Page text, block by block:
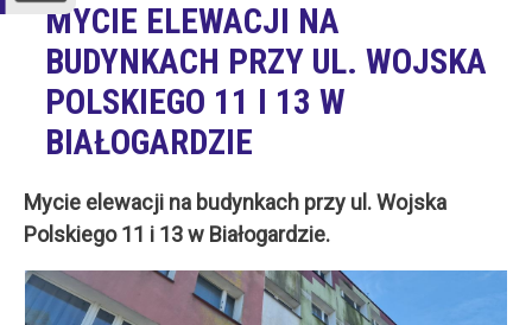
MYCIE ELEWACJI NA
BUDYNKACH PRZY UL. WOJSKA
POLSKIEGO 11 I 13 W
BIAŁOGARDZIE
Mycie elewacji na budynkach przy ul. Wojska
Polskiego 11 i 13 w Białogardzie.